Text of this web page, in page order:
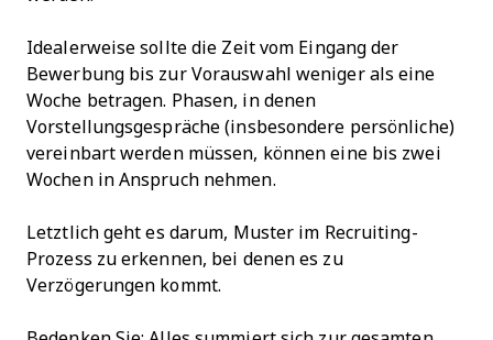
Idealerweise sollte die Zeit vom Eingang der
Bewerbung bis zur Vorauswahl weniger als eine
Woche betragen. Phasen, in denen
Vorstellungsgespräche (insbesondere persönliche)
vereinbart werden müssen, können eine bis zwei
Wochen in Anspruch nehmen.
Letztlich geht es darum, Muster im Recruiting-
Prozess zu erkennen, bei denen es zu
Verzögerungen kommt.